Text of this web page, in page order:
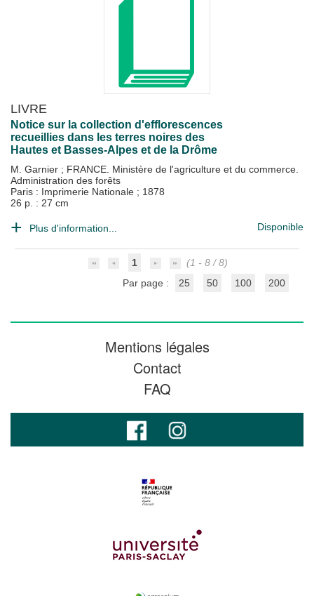
LIVRE
Notice sur la collection d'efflorescences
recueillies dans les terres noires des
Hautes et Basses-Alpes et de la Drôme
M. Garnier ; FRANCE. Ministère de l'agriculture et du commerce.
Administration des forêts
Paris : Imprimerie Nationale ; 1878
26 p. : 27 cm
Plus d'information... Disponible
1
(1 - 8 / 8)
Par page :
25 50 100 200
Mentions légales
Contact
FAQ